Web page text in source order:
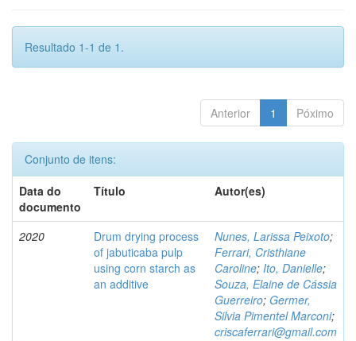
Resultado 1-1 de 1.
Anterior 1 Póximo
Conjunto de itens:
Data do
documento
Título Autor(es)
2020
Drum drying process
of jabuticaba pulp
using corn starch as
an additive
Nunes, Larissa Peixoto;
Ferrari, Cristhiane
Caroline; Ito, Danielle;
Souza, Elaine de Cássia
Guerreiro; Germer,
Silvia Pimentel Marconi;
criscaferrari@gmail.com